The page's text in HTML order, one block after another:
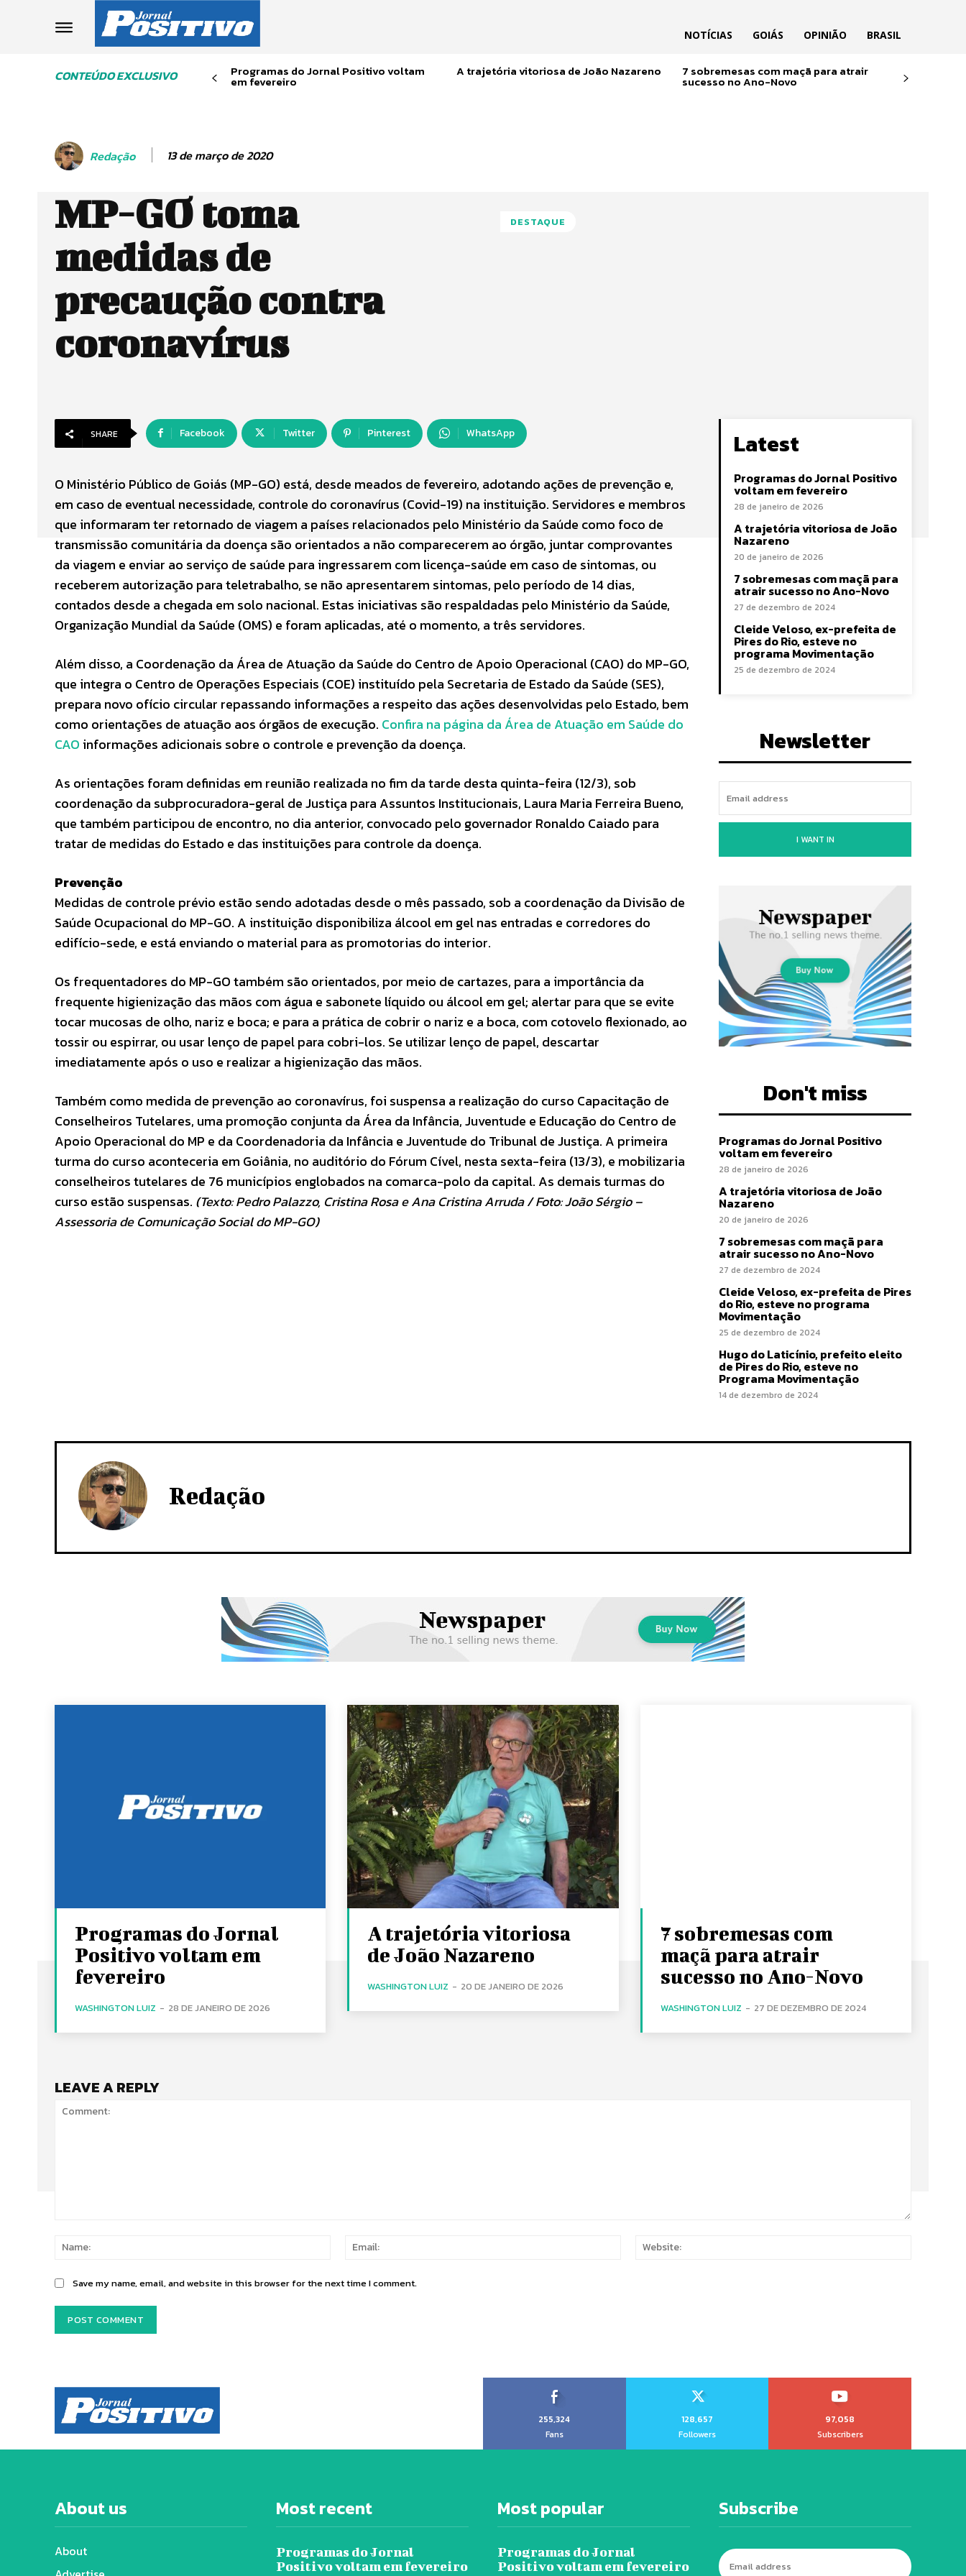
NOTÍCIAS GOIÁS OPINIÃO BRASIL
CONTEÚDO EXCLUSIVO Programas do Jornal Positivo voltam
em fevereiro
A trajetória vitoriosa de João Nazareno 7 sobremesas com maçã para atrair
sucesso no Ano-Novo
Redação 13 de março de 2020
MP-GO toma
medidas de
precaução contra
coronavírus
DESTAQUE
SHARE Facebook Twitter Pinterest WhatsApp
O Ministério Público de Goiás (MP-GO) está, desde meados de fevereiro, adotando ações de prevenção e,
em caso de eventual necessidade, controle do coronavírus (Covid-19) na instituição. Servidores e membros
que informaram ter retornado de viagem a países relacionados pelo Ministério da Saúde como foco de
transmissão comunitária da doença são orientados a não comparecerem ao órgão, juntar comprovantes
da viagem e enviar ao serviço de saúde para ingressarem com licença-saúde em caso de sintomas, ou
receberem autorização para teletrabalho, se não apresentarem sintomas, pelo período de 14 dias,
contados desde a chegada em solo nacional. Estas iniciativas são respaldadas pelo Ministério da Saúde,
Organização Mundial da Saúde (OMS) e foram aplicadas, até o momento, a três servidores.
Além disso, a Coordenação da Área de Atuação da Saúde do Centro de Apoio Operacional (CAO) do MP-GO,
que integra o Centro de Operações Especiais (COE) instituído pela Secretaria de Estado da Saúde (SES),
prepara novo ofício circular repassando informações a respeito das ações desenvolvidas pelo Estado, bem
como orientações de atuação aos órgãos de execução. Confira na página da Área de Atuação em Saúde do
CAO informações adicionais sobre o controle e prevenção da doença.
As orientações foram definidas em reunião realizada no fim da tarde desta quinta-feira (12/3), sob
coordenação da subprocuradora-geral de Justiça para Assuntos Institucionais, Laura Maria Ferreira Bueno,
que também participou de encontro, no dia anterior, convocado pelo governador Ronaldo Caiado para
tratar de medidas do Estado e das instituições para controle da doença.
Prevenção
Medidas de controle prévio estão sendo adotadas desde o mês passado, sob a coordenação da Divisão de
Saúde Ocupacional do MP-GO. A instituição disponibiliza álcool em gel nas entradas e corredores do
edifício-sede, e está enviando o material para as promotorias do interior.
Os frequentadores do MP-GO também são orientados, por meio de cartazes, para a importância da
frequente higienização das mãos com água e sabonete líquido ou álcool em gel; alertar para que se evite
tocar mucosas de olho, nariz e boca; e para a prática de cobrir o nariz e a boca, com cotovelo flexionado, ao
tossir ou espirrar, ou usar lenço de papel para cobri-los. Se utilizar lenço de papel, descartar
imediatamente após o uso e realizar a higienização das mãos.
Também como medida de prevenção ao coronavírus, foi suspensa a realização do curso Capacitação de
Conselheiros Tutelares, uma promoção conjunta da Área da Infância, Juventude e Educação do Centro de
Apoio Operacional do MP e da Coordenadoria da Infância e Juventude do Tribunal de Justiça. A primeira
turma do curso aconteceria em Goiânia, no auditório do Fórum Cível, nesta sexta-feira (13/3), e mobilizaria
conselheiros tutelares de 76 municípios englobados na comarca-polo da capital. As demais turmas do
curso estão suspensas. (Texto: Pedro Palazzo, Cristina Rosa e Ana Cristina Arruda / Foto: João Sérgio –
Assessoria de Comunicação Social do MP-GO)
Latest
Programas do Jornal Positivo
voltam em fevereiro
28 de janeiro de 2026
A trajetória vitoriosa de João
Nazareno
20 de janeiro de 2026
7 sobremesas com maçã para
atrair sucesso no Ano-Novo
27 de dezembro de 2024
Cleide Veloso, ex-prefeita de
Pires do Rio, esteve no
programa Movimentação
25 de dezembro de 2024
Newsletter
I WANT IN
Don't miss
Programas do Jornal Positivo
voltam em fevereiro
28 de janeiro de 2026
A trajetória vitoriosa de João
Nazareno
20 de janeiro de 2026
7 sobremesas com maçã para
atrair sucesso no Ano-Novo
27 de dezembro de 2024
Cleide Veloso, ex-prefeita de Pires
do Rio, esteve no programa
Movimentação
25 de dezembro de 2024
Hugo do Laticínio, prefeito eleito
de Pires do Rio, esteve no
Programa Movimentação
14 de dezembro de 2024
Redação
Programas do Jornal
Positivo voltam em
fevereiro
WASHINGTON LUIZ - 28 DE JANEIRO DE 2026
A trajetória vitoriosa
de João Nazareno
WASHINGTON LUIZ - 20 DE JANEIRO DE 2026
7 sobremesas com
maçã para atrair
sucesso no Ano-Novo
WASHINGTON LUIZ - 27 DE DEZEMBRO DE 2024
LEAVE A REPLY
Name:
Email:
Save my name, email, and website in this browser for the next time I comment.
255,324
Fans
128,657
Followers
97,058
Subscribers
About us
About
Most recent
Programas do Jornal
Positivo voltam em fevereiro
Most popular
Programas do Jornal
Positivo voltam em fevereiro
Subscribe